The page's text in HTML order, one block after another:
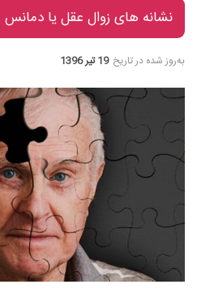
نشانه های زوال عقل یا دمانس
به‌روز شده در تاریخ 19 تیر 1396